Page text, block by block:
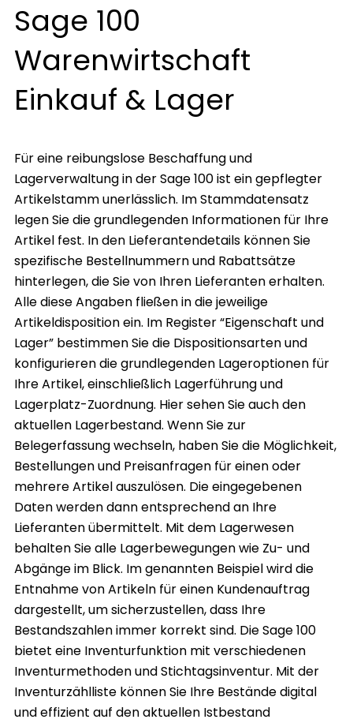
Sage 100
Warenwirtschaft
Einkauf & Lager
Für eine reibungslose Beschaffung und
Lagerverwaltung in der Sage 100 ist ein gepflegter
Artikelstamm unerlässlich. Im Stammdatensatz
legen Sie die grundlegenden Informationen für Ihre
Artikel fest. In den Lieferantendetails können Sie
spezifische Bestellnummern und Rabattsätze
hinterlegen, die Sie von Ihren Lieferanten erhalten.
Alle diese Angaben fließen in die jeweilige
Artikeldisposition ein. Im Register “Eigenschaft und
Lager” bestimmen Sie die Dispositionsarten und
konfigurieren die grundlegenden Lageroptionen für
Ihre Artikel, einschließlich Lagerführung und
Lagerplatz-Zuordnung. Hier sehen Sie auch den
aktuellen Lagerbestand. Wenn Sie zur
Belegerfassung wechseln, haben Sie die Möglichkeit,
Bestellungen und Preisanfragen für einen oder
mehrere Artikel auszulösen. Die eingegebenen
Daten werden dann entsprechend an Ihre
Lieferanten übermittelt. Mit dem Lagerwesen
behalten Sie alle Lagerbewegungen wie Zu- und
Abgänge im Blick. Im genannten Beispiel wird die
Entnahme von Artikeln für einen Kundenauftrag
dargestellt, um sicherzustellen, dass Ihre
Bestandszahlen immer korrekt sind. Die Sage 100
bietet eine Inventurfunktion mit verschiedenen
Inventurmethoden und Stichtagsinventur. Mit der
Inventurzählliste können Sie Ihre Bestände digital
und effizient auf den aktuellen Istbestand